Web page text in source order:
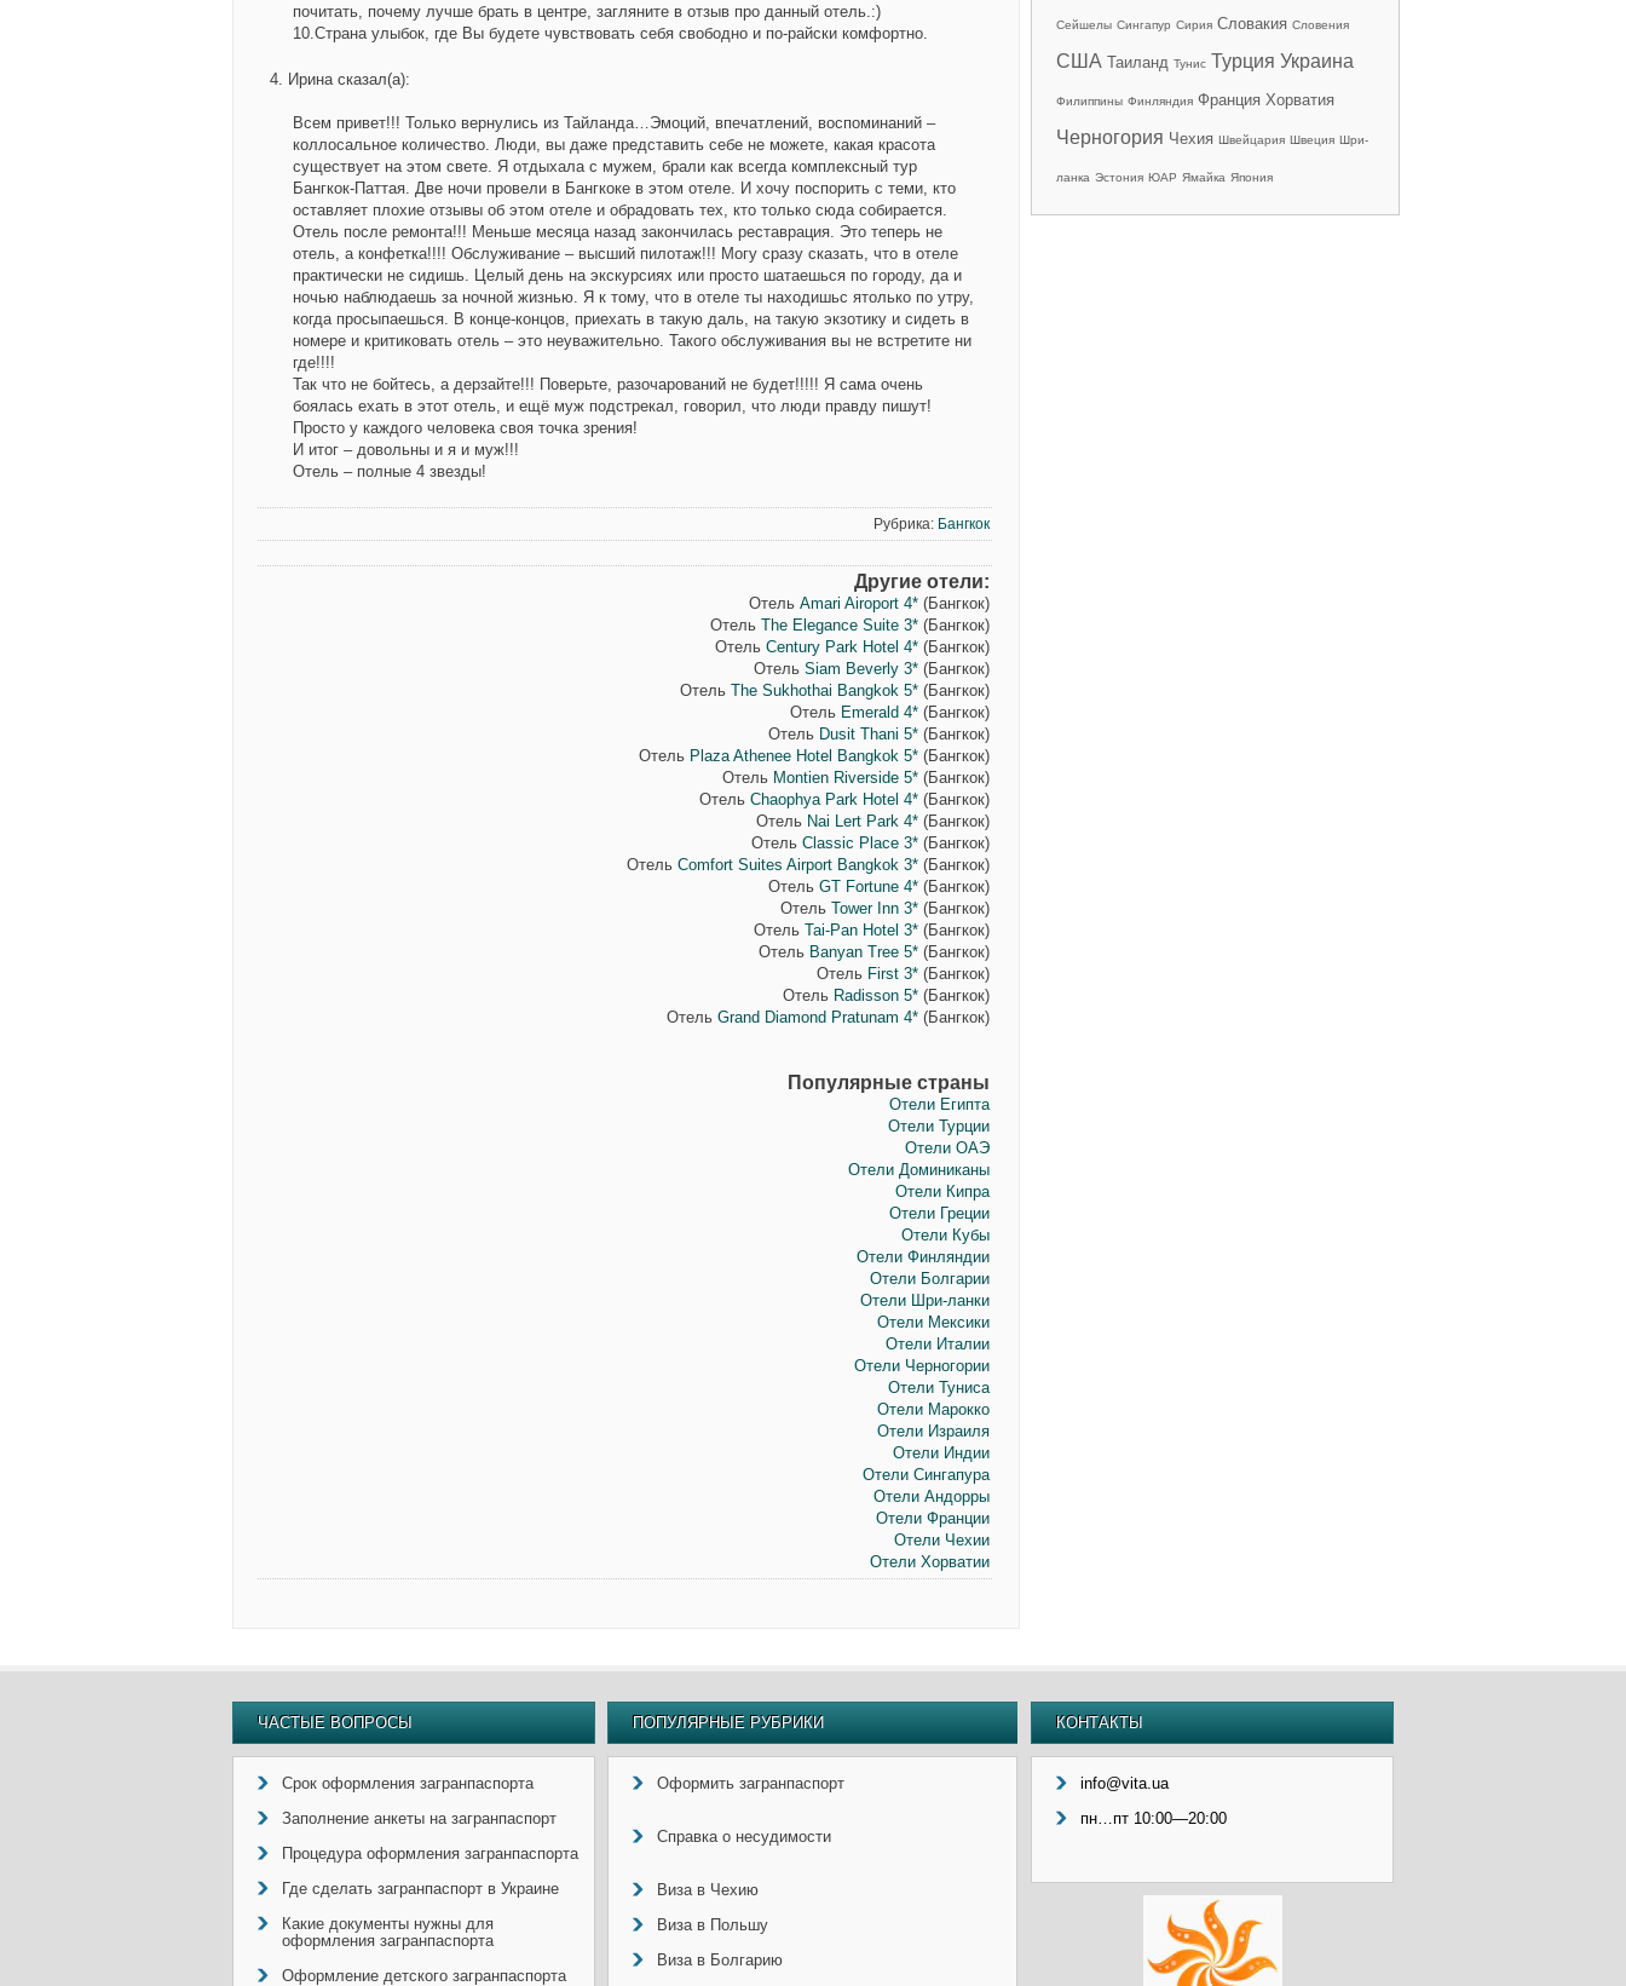
почитать, почему лучше брать в центре, загляните в отзыв про данный отель.:)
10.Страна улыбок, где Вы будете чувствовать себя свободно и по-райски комфортно.
Иринасказал(а):
Всем привет!!! Только вернулись из Тайланда…Эмоций, впечатлений, воспоминаний –
коллосальное количество. Люди, вы даже представить себе не можете, какая красота
существует на этом свете. Я отдыхала с мужем, брали как всегда комплексный тур
Бангкок-Паттая. Две ночи провели в Бангкоке в этом отеле. И хочу поспорить с теми, кто
оставляет плохие отзывы об этом отеле и обрадовать тех, кто только сюда собирается.
Отель после ремонта!!! Меньше месяца назад закончилась реставрация. Это теперь не
отель, а конфетка!!!! Обслуживание – высший пилотаж!!! Могу сразу сказать, что в отеле
практически не сидишь. Целый день на экскурсиях или просто шатаешься по городу, да и
ночью наблюдаешь за ночной жизнью. Я к тому, что в отеле ты находишьс ятолько по утру,
когда просыпаешься. В конце-концов, приехать в такую даль, на такую экзотику и сидеть в
номере и критиковать отель – это неуважительно. Такого обслуживания вы не встретите ни
где!!!!
Так что не бойтесь, а дерзайте!!! Поверьте, разочарований не будет!!!!! Я сама очень
боялась ехать в этот отель, и ещё муж подстрекал, говорил, что люди правду пишут!
Просто у каждого человека своя точка зрения!
И итог – довольны и я и муж!!!
Отель – полные 4 звезды!
Рубрика: Бангкок
Другие отели:
Отель Amari Airoport 4*(Бангкок)
Отель The Elegance Suite 3*(Бангкок)
Отель Century Park Hotel 4*(Бангкок)
Отель Siam Beverly 3*(Бангкок)
Отель The Sukhothai Bangkok 5*(Бангкок)
Отель Emerald 4*(Бангкок)
Отель Dusit Thani 5*(Бангкок)
Отель Plaza Athenee Hotel Bangkok 5*(Бангкок)
Отель Montien Riverside 5*(Бангкок)
Отель Chaophya Park Hotel 4*(Бангкок)
Отель Nai Lert Park 4*(Бангкок)
Отель Classic Place 3*(Бангкок)
Отель Comfort Suites Airport Bangkok 3*(Бангкок)
Отель GT Fortune 4*(Бангкок)
Отель Tower Inn 3*(Бангкок)
Отель Tai-Pan Hotel 3*(Бангкок)
Отель Banyan Tree 5*(Бангкок)
Отель First 3*(Бангкок)
Отель Radisson 5*(Бангкок)
Отель Grand Diamond Pratunam 4*(Бангкок)
Популярные страны
Отели Египта
Отели Турции
Отели ОАЭ
Отели Доминиканы
Отели Кипра
Отели Греции
Отели Кубы
Отели Финляндии
Отели Болгарии
Отели Шри-ланки
Отели Мексики
Отели Италии
Отели Черногории
Отели Туниса
Отели Марокко
Отели Израиля
Отели Индии
Отели Сингапура
Отели Андорры
Отели Франции
Отели Чехии
Отели Хорватии
Сейшелы Сингапур Сирия Словакия Словения
США Таиланд Тунис Турция Украина
Филиппины Финляндия Франция Хорватия
Черногория Чехия Швейцария Швеция Шри-
ланка Эстония ЮАР Ямайка Япония
ЧАСТЫЕ ВОПРОСЫ
Срок оформления загранпаспорта
Заполнение анкеты на загранпаспорт
Процедура оформления загранпаспорта
Где сделать загранпаспорт в Украине
Какие документы нужны для
оформления загранпаспорта
Оформление детского загранпаспорта
ПОПУЛЯРНЫЕ РУБРИКИ
Оформить загранпаспорт
Справка о несудимости
Виза в Чехию
Виза в Польшу
Виза в Болгарию
КОНТАКТЫ
info@vita.ua
пн…пт 10:00—20:00